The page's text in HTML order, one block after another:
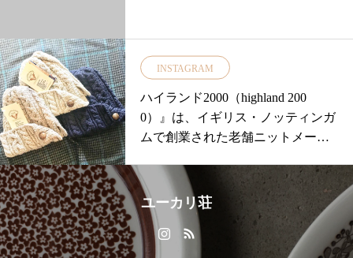
INSTAGRAM
ハイランド2000（highland 200
0）』は、イギリス・ノッティンガ
ムで創業された老舗ニットメーカ
のシェットランドウールを使用し
手編み機による伝統的な特殊技法
を守り続けることで品質の高いニ
ット製品を世に送り出しています
＊熟練の職人がハンドフレームで1
ユーカリ荘